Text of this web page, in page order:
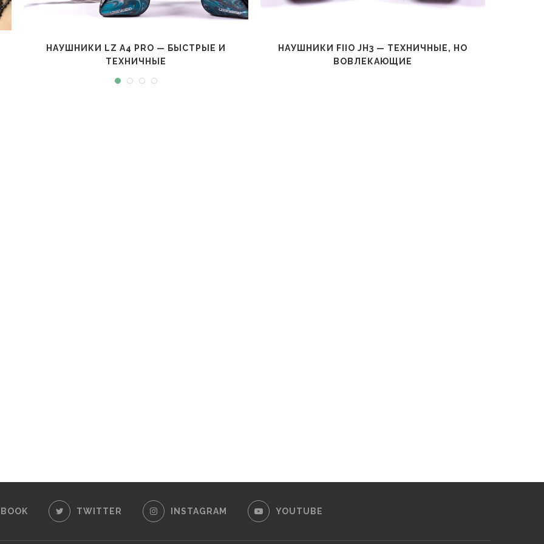
НАУШНИКИ LZ A4 PRO — БЫСТРЫЕ И
ТЕХНИЧНЫЕ
НАУШНИКИ FIIO JH3 — ТЕХНИЧНЫЕ, НО
ВОВЛЕКАЮЩИЕ
TWITTER INSTAGRAM YOUTUBE